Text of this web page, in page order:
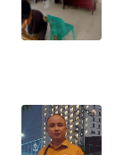
WN
SULSEL
WN